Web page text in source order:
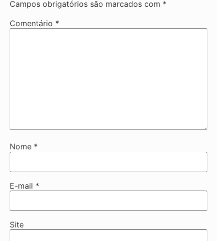
Campos obrigatórios são marcados com *
Comentário *
Nome *
E-mail *
Site